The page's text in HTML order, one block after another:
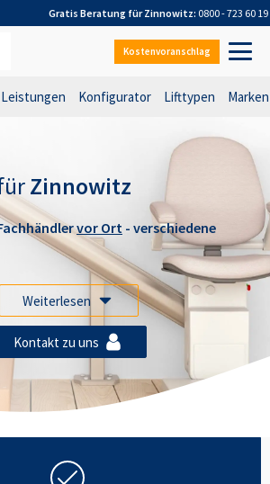
Gratis Beratung fürZinnowitz: 0800 - 723 60 19
Kostenvoranschlag
Leistungen Konfigurator Lifttypen Marken
Zinnowitz
vor Ort - verschiedene
Weiterlesen
Kontakt zu uns